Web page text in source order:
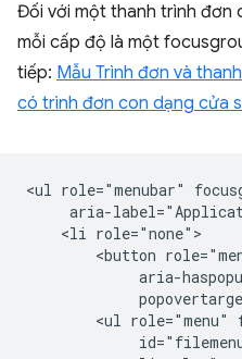
Đối với một thanh trình đơn
mỗi cấp độ là một
tiếp: Mẫu Trình đơn và
có trình đơn con dạng cửa
<ul role="menubar"
aria-
    <li role="none">
<button
aria-
<ul role="menu"